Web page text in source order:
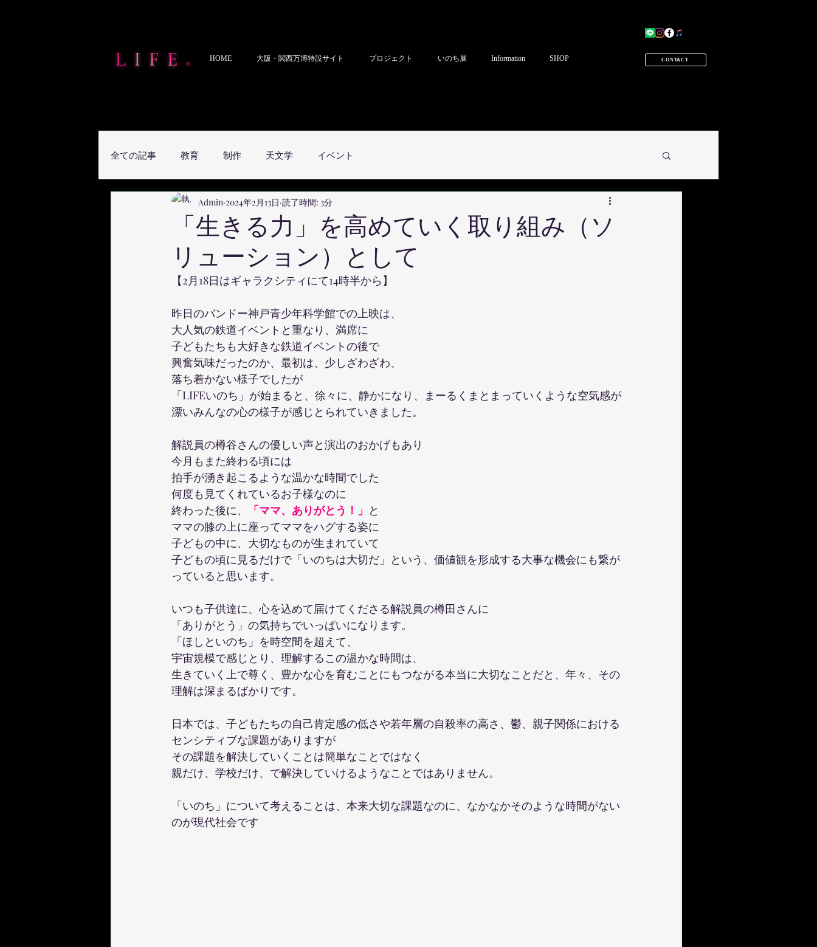
HOME 大阪・関西万博特設サイト プロジェクト いのち展 Information SHOP CONTACT
全ての記事 教育 制作 天文学 イベント
「生きる力」を高めていく取り組み（ソ
リューション）として
Admin 2024年2月13日 読了時間: 3分
【2月18日はギャラクシティにて14時半から】
昨日のバンドー神戸青少年科学館での上映は、
大人気の鉄道イベントと重なり、満席に
子どもたちも大好きな鉄道イベントの後で
興奮気味だったのか、最初は、少しざわざわ、
落ち着かない様子でしたが
「LIFEいのち」が始まると、徐々に、静かになり、まーるくまとまっていくような空気感が
漂いみんなの心の様子が感じとられていきました。
解説員の樽谷さんの優しい声と演出のおかげもあり
今月もまた終わる頃には
拍手が湧き起こるような温かな時間でした
何度も見てくれているお子様なのに
終わった後に、
「ママ、ありがとう！」 と
ママの膝の上に座ってママをハグする姿に
子どもの中に、大切なものが生まれていて
子どもの頃に見るだけで「いのちは大切だ」という、価値観を形成する大事な機会にも繋が
っていると思います。
いつも子供達に、心を込めて届けてくださる解説員の樽田さんに
「ありがとう」の気持ちでいっぱいになります。
「ほしといのち」を時空間を超えて、
宇宙規模で感じとり、理解するこの温かな時間は、
生きていく上で尊く、豊かな心を育むことにもつながる本当に大切なことだと、年々、その
理解は深まるばかりです。
日本では、子どもたちの自己肯定感の低さや若年層の自殺率の高さ、鬱、親子関係における
センシティブな課題がありますが
その課題を解決していくことは簡単なことではなく
親だけ、学校だけ、で解決していけるようなことではありません。
「いのち」について考えることは、本来大切な課題なのに、なかなかそのような時間がない
のが現代社会です